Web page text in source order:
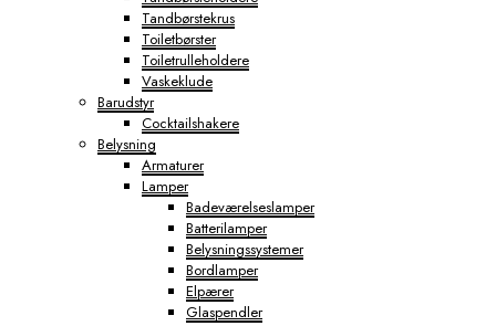
Tandbørstekrus
Toiletbørster
Toiletrulleholdere
Vaskeklude
Barudstyr
Cocktailshakere
Belysning
Armaturer
Lamper
Badeværelseslamper
Batterilamper
Belysningssystemer
Bordlamper
Elpærer
Glaspendler